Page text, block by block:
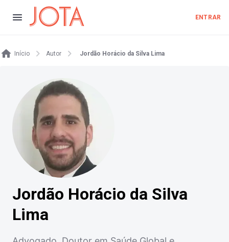
ENTRAR
Início Autor Jordão Horácio da Silva Lima
Jordão Horácio da Silva
Lima